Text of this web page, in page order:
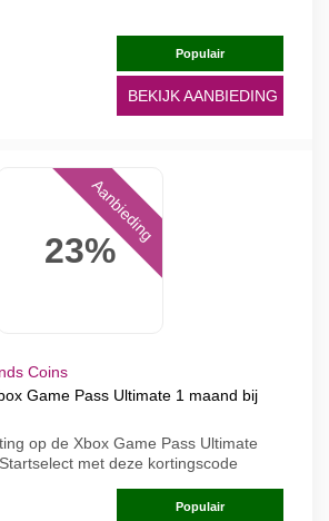
Populair
BEKIJK AANBIEDING
23%
Aanbieding
Coins
Game Pass Ultimate 1 maand bij
op de Xbox Game Pass Ultimate
met deze kortingscode
Populair